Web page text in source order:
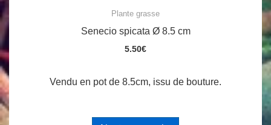
Plante grasse
Senecio spicata Ø 8.5 cm
5.50€
Vendu en pot de 8.5cm, issu de bouture.